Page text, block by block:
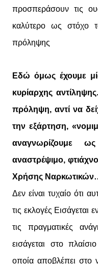
προσπεράσουν τις
καλύτερο ως στόχο
πρόληψης
Εδώ όμως έχουμε
κυρίαρχης
πρόληψη, αντί να
την εξάρτηση,
αναγνωρίζουμε
αναστρέψιμο,
Χρήσης
Δεν είναι τυχαίο ότι
τις εκλογές Εισάγεται
τις πραγματικές
εισάγεται στο
οποία αποβλέπει στο